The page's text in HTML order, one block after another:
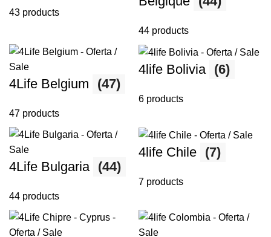
43 products
44 products
4Life Belgium (47)
47 products
4life Bolivia (6)
6 products
4Life Bulgaria (44)
44 products
4life Chile (7)
7 products